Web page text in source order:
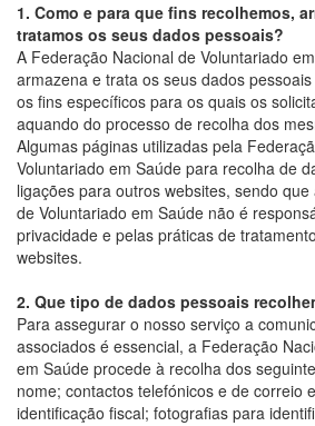
1. Como e para que fins recolhemos,
tratamos os seus dados pessoais?
A Federação Nacional de Voluntariado
armazena e trata os seus dados
os fins específicos para os quais os
aquando do processo de recolha dos
Algumas páginas utilizadas pela
Voluntariado em Saúde para recolha de
ligações para outros websites, sendo
de Voluntariado em Saúde não é
privacidade e pelas práticas de
websites.
2. Que tipo de dados pessoais
Para assegurar o nosso serviço a
associados é essencial, a Federação
em Saúde procede à recolha dos
nome; contactos telefónicos e de correio
identificação fiscal; fotografias para